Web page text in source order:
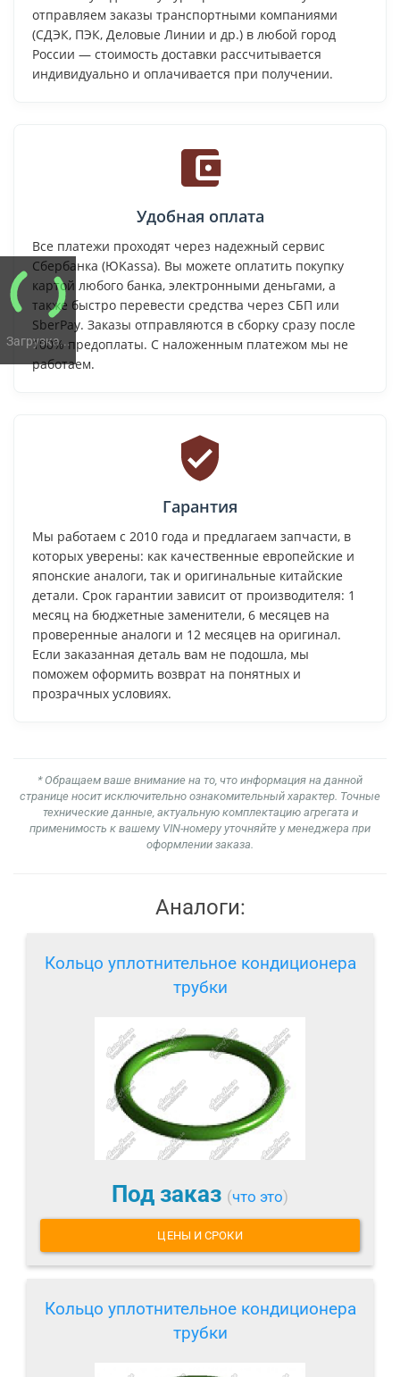
Загрузка...
отправляем заказы транспортными компаниями
(СДЭК, ПЭК, Деловые Линии и др.) в любой город
России — стоимость доставки рассчитывается
индивидуально и оплачивается при получении.
Удобная оплата
Все платежи проходят через надежный сервис
Сбербанка (ЮKassa). Вы можете оплатить покупку
картой любого банка, электронными деньгами, а
также быстро перевести средства через СБП или
SberPay. Заказы отправляются в сборку сразу после
100% предоплаты. С наложенным платежом мы не
работаем.
Гарантия
Мы работаем с 2010 года и предлагаем запчасти, в
которых уверены: как качественные европейские и
японские аналоги, так и оригинальные китайские
детали. Срок гарантии зависит от производителя: 1
месяц на бюджетные заменители, 6 месяцев на
проверенные аналоги и 12 месяцев на оригинал.
Если заказанная деталь вам не подошла, мы
поможем оформить возврат на понятных и
прозрачных условиях.
* Обращаем ваше внимание на то, что информация на данной
странице носит исключительно ознакомительный характер. Точные
технические данные, актуальную комплектацию агрегата и
применимость к вашему VIN-номеру уточняйте у менеджера при
оформлении заказа.
Аналоги:
Кольцо уплотнительное кондиционера
трубки
Под заказ (что это)
ЦЕНЫ И СРОКИ
Кольцо уплотнительное кондиционера
трубки